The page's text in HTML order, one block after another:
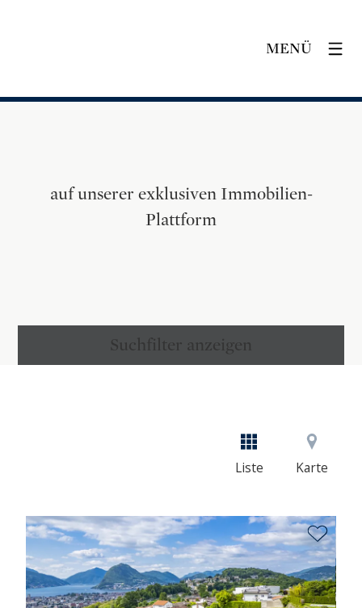
MENÜ
auf unserer exklusiven Immobilien-
Plattform
Suchfilter anzeigen
Liste Karte